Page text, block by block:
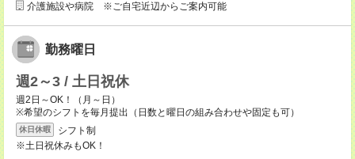
介護施設や病院 ※ご自宅近辺からご案内可能
勤務曜日
週2～3 / 土日祝休
週2日～OK！（月～日）
※希望のシフトを毎月提出（日数と曜日の組み合わせや固定も可）
休日休暇
シフト制
※土日祝休みもOK！